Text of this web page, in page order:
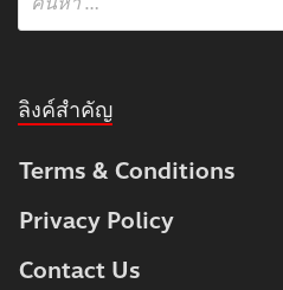
ลิงค์สำคัญ
Terms & Conditions
Privacy Policy
Contact Us